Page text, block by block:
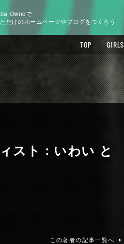
Owndで
だけのホームページやブログをつくろう
TOP GIRLS
スト : いわい と
この著者の記事一覧へ